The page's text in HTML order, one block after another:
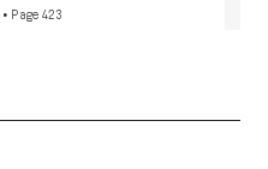
• Page 423